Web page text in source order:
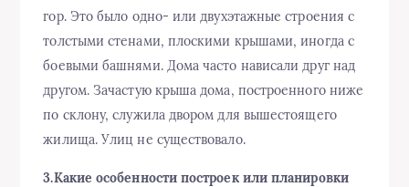
гор. Это было одно- или двухэтажные строения с
толстыми стенами, плоскими крышами, иногда с
боевыми башнями. Дома часто нависали друг над
другом. Зачастую крыша дома, построенного ниже
по склону, служила двором для вышестоящего
жилища. Улиц не существовало.
3.Какие особенности построек или планировки